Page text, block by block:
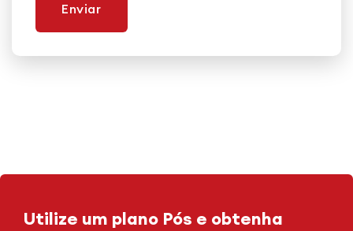
Enviar
Utilize um plano Pós e obtenha